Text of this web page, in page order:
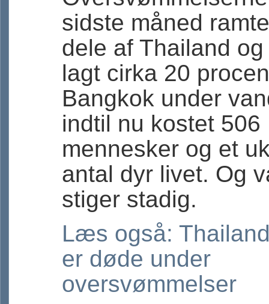
sidste måned
dele af Thailand
lagt cirka 20
Bangkok under
indtil nu kostet 506
mennesker og et
antal dyr livet. Og
stiger stadig.
Læs også:
er døde under
oversvømmelser